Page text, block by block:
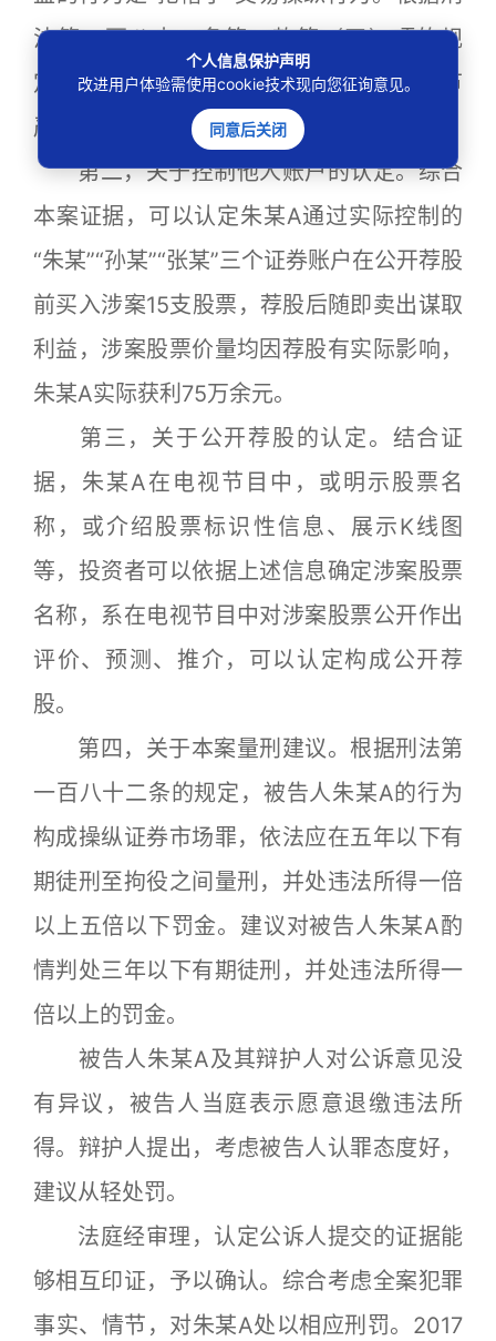
法第一百八十二条第一款第（四）项的规
定，属于“以其他方法操纵”证券市场，情节
严重的，构成操纵证券市场罪。
第二，关于控制他人账户的认定。综合
本案证据，可以认定朱某A通过实际控制的
“朱某”“孙某”“张某”三个证券账户在公开荐股
前买入涉案15支股票，荐股后随即卖出谋取
利益，涉案股票价量均因荐股有实际影响，
朱某A实际获利75万余元。
第三，关于公开荐股的认定。结合证
据，朱某A在电视节目中，或明示股票名
称，或介绍股票标识性信息、展示K线图
等，投资者可以依据上述信息确定涉案股票
名称，系在电视节目中对涉案股票公开作出
评价、预测、推介，可以认定构成公开荐
股。
第四，关于本案量刑建议。根据刑法第
一百八十二条的规定，被告人朱某A的行为
构成操纵证券市场罪，依法应在五年以下有
期徒刑至拘役之间量刑，并处违法所得一倍
以上五倍以下罚金。建议对被告人朱某A酌
情判处三年以下有期徒刑，并处违法所得一
倍以上的罚金。
被告人朱某A及其辩护人对公诉意见没
有异议，被告人当庭表示愿意退缴违法所
得。辩护人提出，考虑被告人认罪态度好，
建议从轻处罚。
法庭经审理，认定公诉人提交的证据能
够相互印证，予以确认。综合考虑全案犯罪
事实、情节，对朱某A处以相应刑罚。2017
个人信息保护声明
改进用户体验需使用cookie技术现向您征询意见。
同意后关闭